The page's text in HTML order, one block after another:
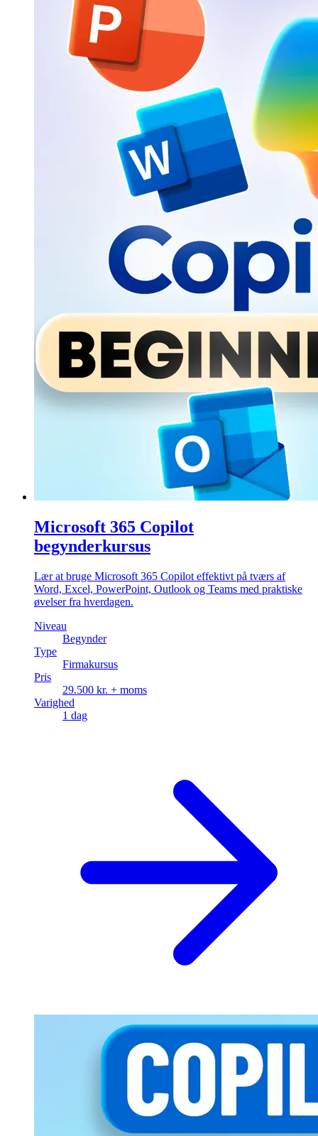
Microsoft 365 Copilot
begynderkursus
Lær at bruge Microsoft 365 Copilot effektivt på tværs af
Word, Excel, PowerPoint, Outlook og Teams med praktiske
øvelser fra hverdagen.
Niveau
Begynder
Type
Firmakursus
Pris
29.500 kr. + moms
Varighed
1 dag